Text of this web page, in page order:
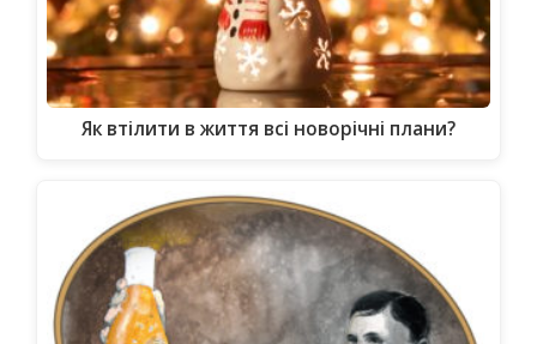
Як втілити в життя всі новорічні плани?